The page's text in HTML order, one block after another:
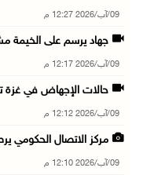
09/آب/2026 12:27 م
جهاد يرسم على الخيمة
09/آب/2026 12:17 م
حالات الإجهاض في
09/آب/2026 12:12 م
مركز الاتصال الحكومي
09/آب/2026 12:10 م